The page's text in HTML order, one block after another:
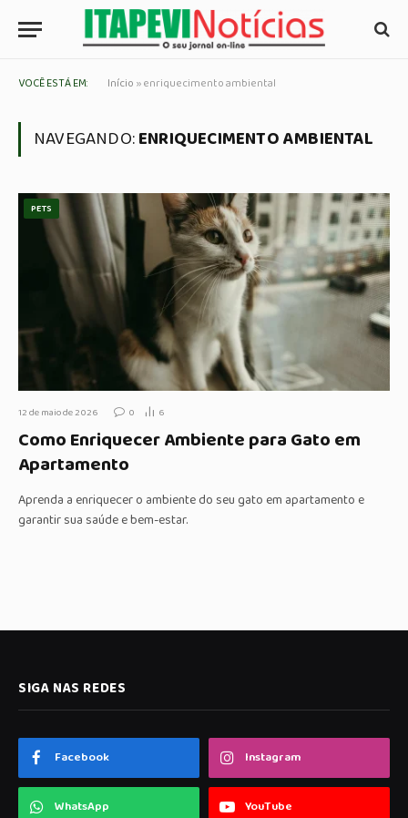
VOCÊ ESTÁ EM: Início »enriquecimento ambiental
NAVEGANDO:ENRIQUECIMENTO AMBIENTAL
PETS
12 de maio de 2026 0 6
Como Enriquecer Ambiente para Gato em
Apartamento
Aprenda a enriquecer o ambiente do seu gato em apartamento e
garantir sua saúde e bem-estar.
SIGA NAS REDES
Facebook Instagram
WhatsApp YouTube